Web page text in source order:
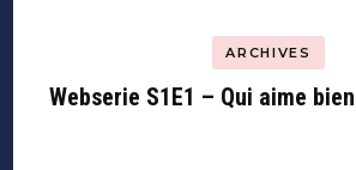
ARCHIVES
Webserie S1E1 – Qui aime